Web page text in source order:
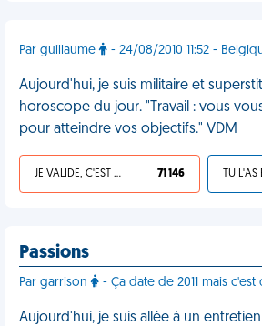
Par guillaume - 24/08/2010 11:52 -
Aujourd'hui, je suis militaire et
horoscope du jour. "Travail : vous
pour atteindre vos objectifs." VDM
JE VALIDE, C'EST UNE VDM 71 146
Passions
Par garrison - Ça date de 2011 mais
Aujourd'hui, je suis allée à un